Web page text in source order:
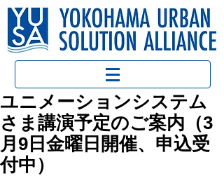
ユニメーションシステム
さま講演予定のご案内（3
月9日金曜日開催、申込受
付中）